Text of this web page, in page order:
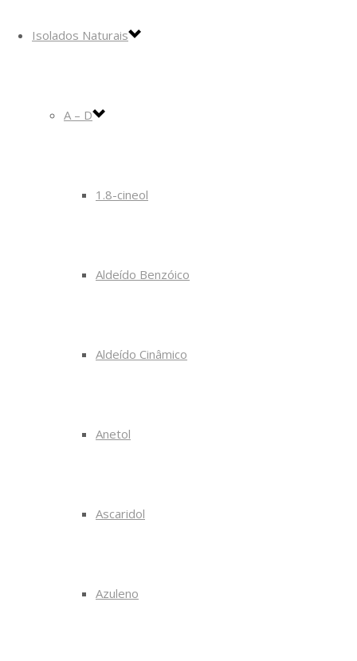
Isolados Naturais
A – D
1.8-cineol
Aldeído Benzóico
Aldeído Cinâmico
Anetol
Ascaridol
Azuleno